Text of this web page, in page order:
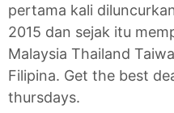
pertama kali
2015 dan sejak itu
Malaysia Thailand
Filipina. Get the best
thursdays.